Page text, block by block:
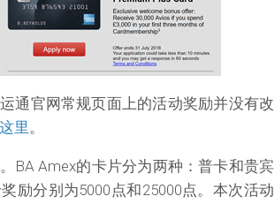
通官网常规页面上的活动奖励并没有改
里。
。BA Amex的卡片分为两种：普卡和贵宾
励分别为5000点和25000点。本次活动